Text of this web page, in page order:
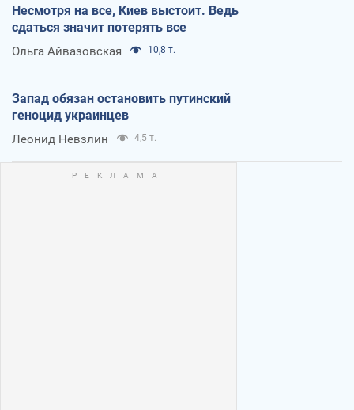
Несмотря на все, Киев выстоит. Ведь
сдаться значит потерять все
Ольга Айвазовская 10,8 т.
Запад обязан остановить путинский
геноцид украинцев
Леонид Невзлин 4,5 т.